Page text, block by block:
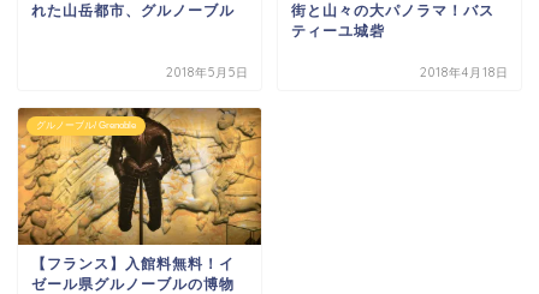
れた山岳都市、グルノーブル
2018年5月5日
街と山々の大パノラマ！バス
ティーユ城砦
2018年4月18日
グルノーブル/ Grenoble
【フランス】入館料無料！イ
ゼール県グルノーブルの博物